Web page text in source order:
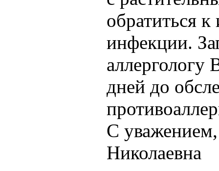
обратиться
инфекции.
аллергологу
дней до
С
Николаевна